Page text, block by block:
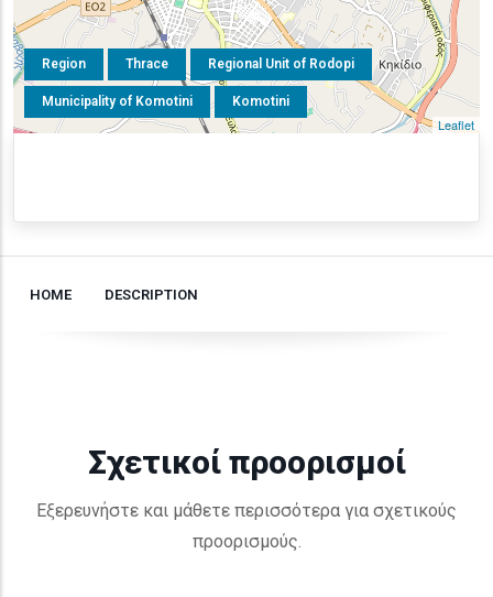
Region Thrace Regional Unit of Rodopi
Municipality of Komotini Komotini
Leaflet
HOME DESCRIPTION
Σχετικοί προορισμοί
Εξερευνήστε και μάθετε περισσότερα για σχετικούς
προορισμούς.